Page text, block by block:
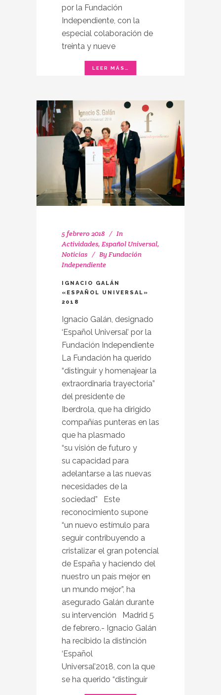
por la Fundación
Independiente, con la
especial colaboración de
treinta y nueve
5 febrero 2018
In
Actividades, Español Universal,
Noticias
ByFundación
Independiente
IGNACIO GALÁN
«ESPAÑOL UNIVERSAL»
2018
Ignacio Galán, designado
‘Español Universal’ por la
Fundación Independiente
La Fundación ha querido
“distinguir y homenajear la
extraordinaria trayectoria”
del presidente de
Iberdrola, que ha dirigido
compañías punteras en las
que ha plasmado
“su visión de futuro y
su capacidad para
adelantarse a las nuevas
necesidades de la
sociedad” Este
reconocimiento supone
“un nuevo estímulo para
seguir contribuyendo a
cristalizar el gran potencial
de España y haciendo del
nuestro un país mejor en
un mundo mejor”, ha
asegurado Galán durante
su intervención Madrid 5
de febrero.- Ignacio Galán
ha recibido la distinción
‘Español
Universal’2018, con la que
se ha querido “distinguir